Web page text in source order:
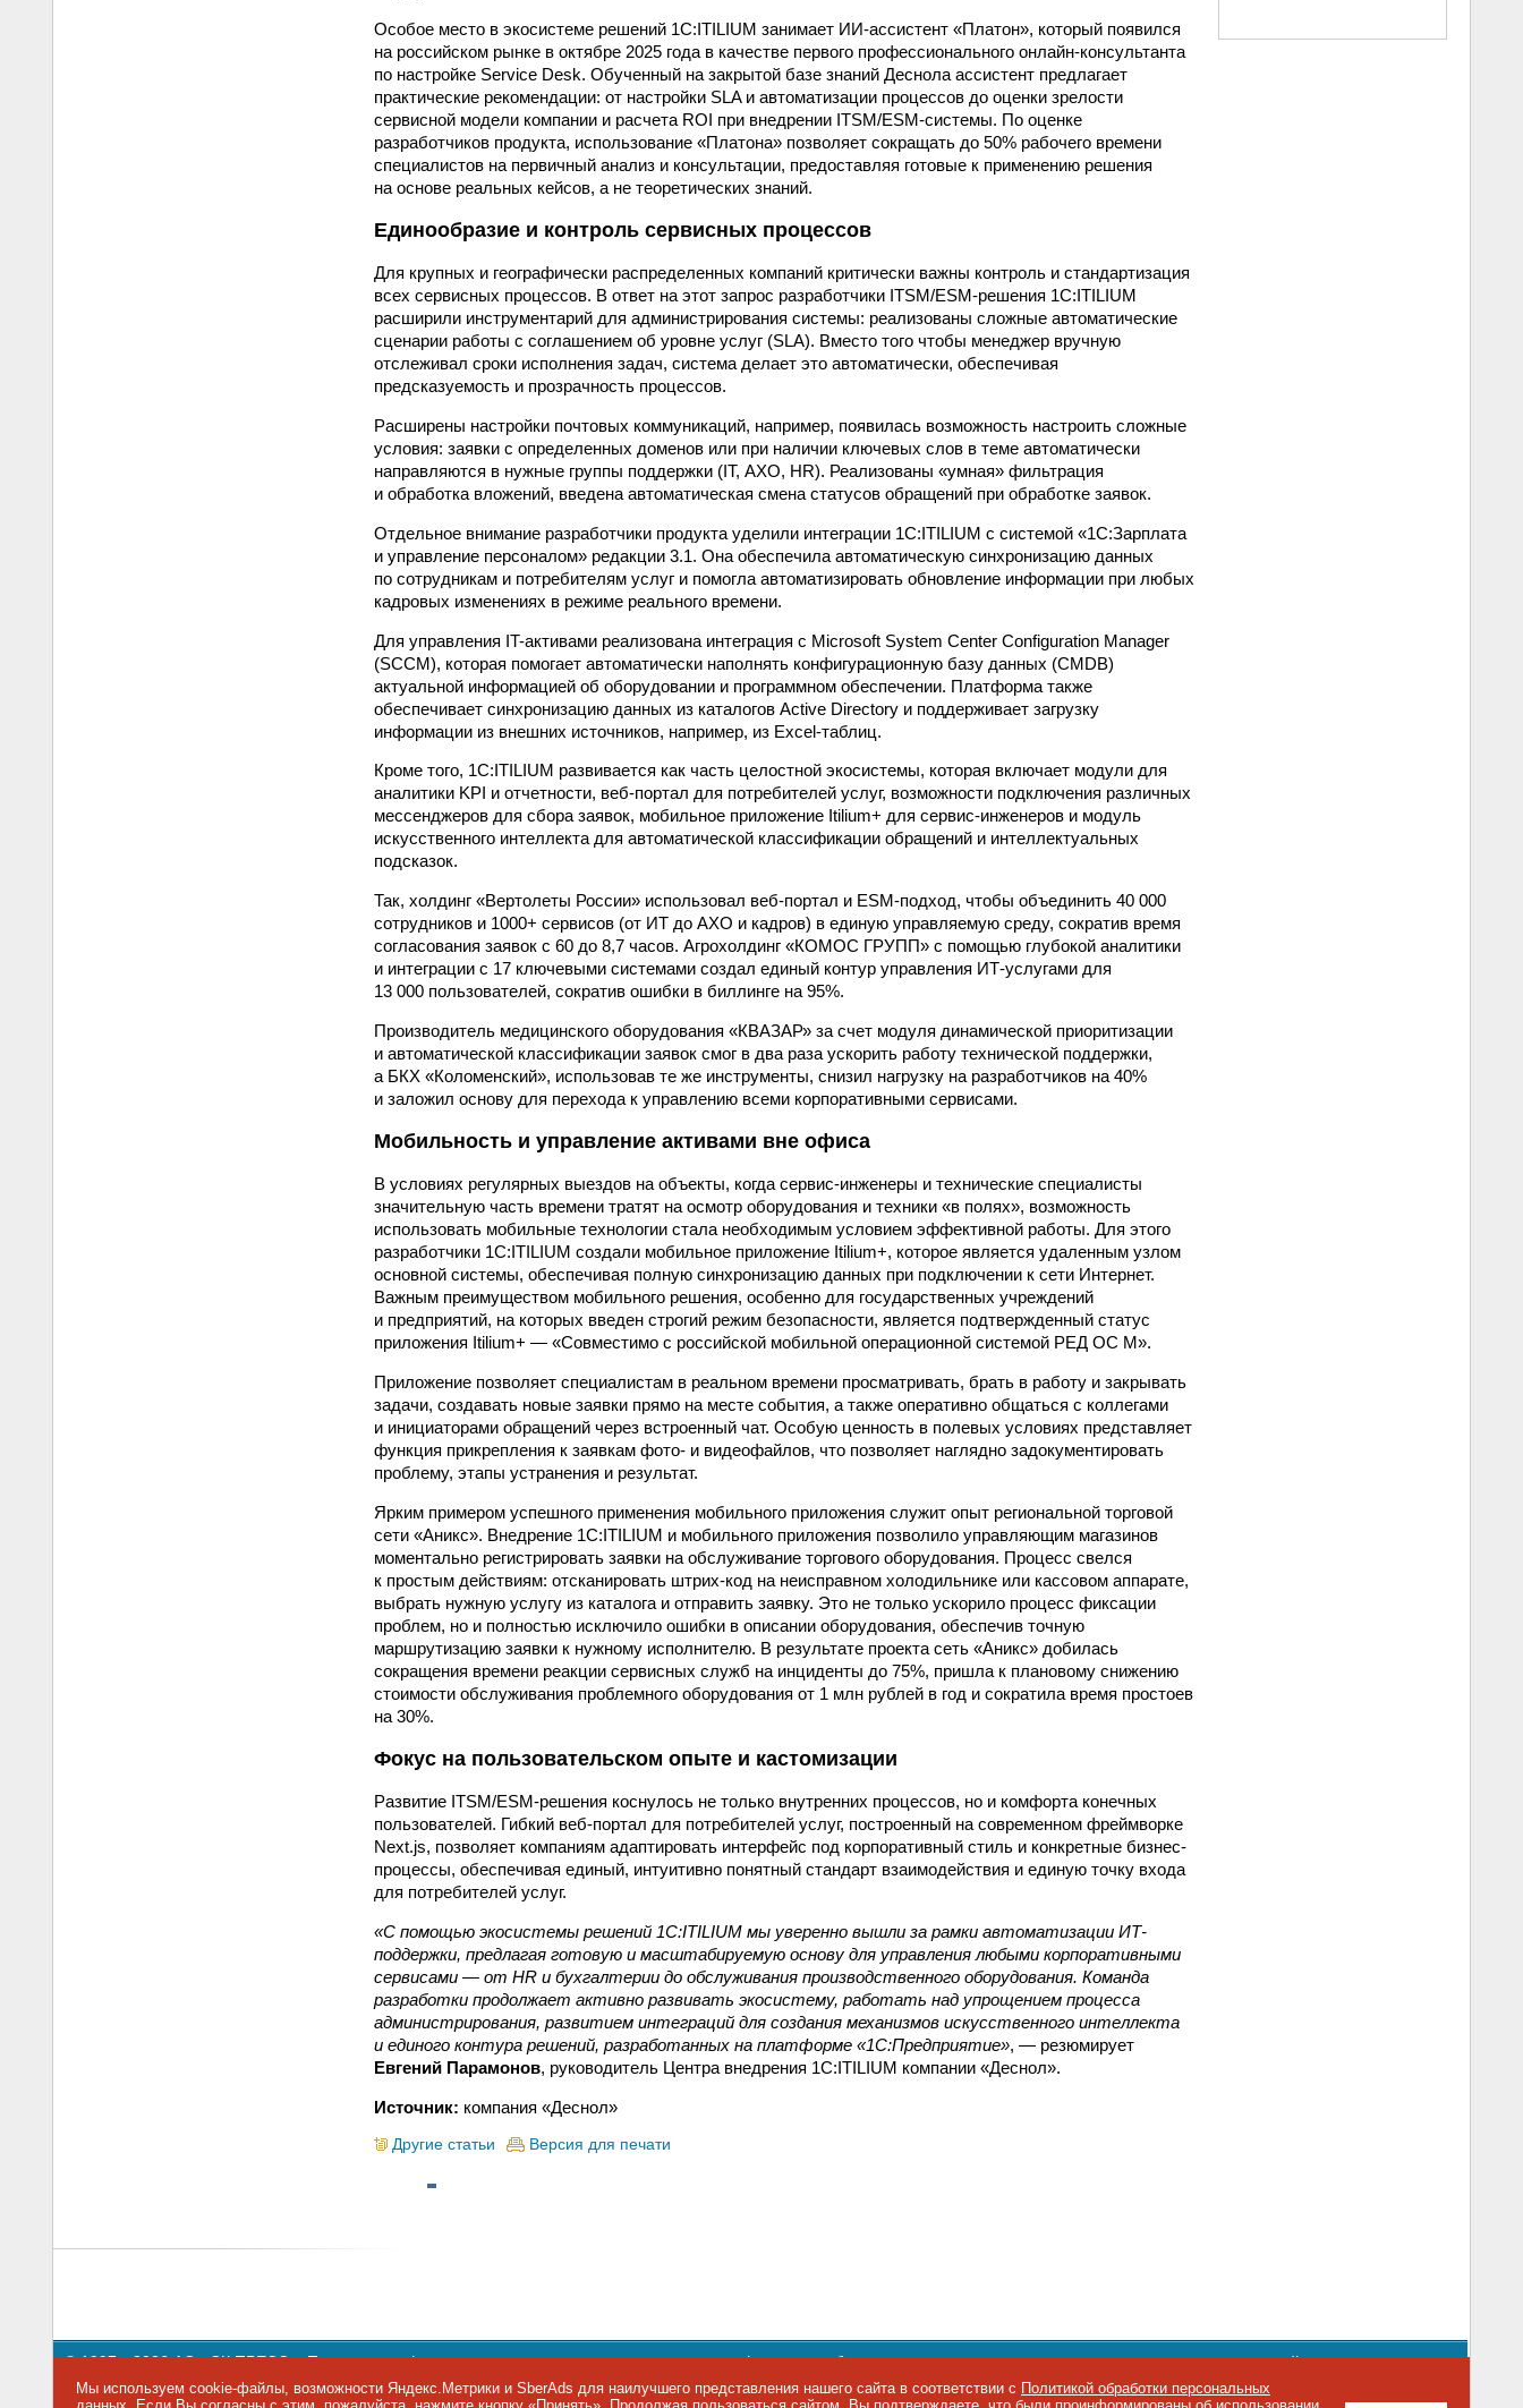
Особое место в экосистеме решений 1С:ITILIUM занимает ИИ-ассистент «Платон», который появился
на российском рынке в октябре 2025 года в качестве первого профессионального онлайн-консультанта
по настройке Service Desk. Обученный на закрытой базе знаний Деснола ассистент предлагает
практические рекомендации: от настройки SLA и автоматизации процессов до оценки зрелости
сервисной модели компании и расчета ROI при внедрении ITSM/ESM-системы. По оценке
разработчиков продукта, использование «Платона» позволяет сокращать до 50% рабочего времени
специалистов на первичный анализ и консультации, предоставляя готовые к применению решения
на основе реальных кейсов, а не теоретических знаний.
Единообразие и контроль сервисных процессов
Для крупных и географически распределенных компаний критически важны контроль и стандартизация
всех сервисных процессов. В ответ на этот запрос разработчики ITSM/ESM-решения 1С:ITILIUM
расширили инструментарий для администрирования системы: реализованы сложные автоматические
сценарии работы с соглашением об уровне услуг (SLA). Вместо того чтобы менеджер вручную
отслеживал сроки исполнения задач, система делает это автоматически, обеспечивая
предсказуемость и прозрачность процессов.
Расширены настройки почтовых коммуникаций, например, появилась возможность настроить сложные
условия: заявки с определенных доменов или при наличии ключевых слов в теме автоматически
направляются в нужные группы поддержки (IT, АХО, HR). Реализованы «умная» фильтрация
и обработка вложений, введена автоматическая смена статусов обращений при обработке заявок.
Отдельное внимание разработчики продукта уделили интеграции 1С:ITILIUM с системой «1С:Зарплата
и управление персоналом» редакции 3.1. Она обеспечила автоматическую синхронизацию данных
по сотрудникам и потребителям услуг и помогла автоматизировать обновление информации при любых
кадровых изменениях в режиме реального времени.
Для управления IT-активами реализована интеграция с Microsoft System Center Configuration Manager
(SCCM), которая помогает автоматически наполнять конфигурационную базу данных (CMDB)
актуальной информацией об оборудовании и программном обеспечении. Платформа также
обеспечивает синхронизацию данных из каталогов Active Directory и поддерживает загрузку
информации из внешних источников, например, из Excel-таблиц.
Кроме того, 1С:ITILIUM развивается как часть целостной экосистемы, которая включает модули для
аналитики KPI и отчетности, веб-портал для потребителей услуг, возможности подключения различных
мессенджеров для сбора заявок, мобильное приложение Itilium+ для сервис-инженеров и модуль
искусственного интеллекта для автоматической классификации обращений и интеллектуальных
подсказок.
Так, холдинг «Вертолеты России» использовал веб-портал и ESM-подход, чтобы объединить 40 000
сотрудников и 1000+ сервисов (от ИТ до АХО и кадров) в единую управляемую среду, сократив время
согласования заявок с 60 до 8,7 часов. Агрохолдинг «КОМОС ГРУПП» с помощью глубокой аналитики
и интеграции с 17 ключевыми системами создал единый контур управления ИТ-услугами для
13 000 пользователей, сократив ошибки в биллинге на 95%.
Производитель медицинского оборудования «КВАЗАР» за счет модуля динамической приоритизации
и автоматической классификации заявок смог в два раза ускорить работу технической поддержки,
а БКХ «Коломенский», использовав те же инструменты, снизил нагрузку на разработчиков на 40%
и заложил основу для перехода к управлению всеми корпоративными сервисами.
Мобильность и управление активами вне офиса
В условиях регулярных выездов на объекты, когда сервис-инженеры и технические специалисты
значительную часть времени тратят на осмотр оборудования и техники «в полях», возможность
использовать мобильные технологии стала необходимым условием эффективной работы. Для этого
разработчики 1С:ITILIUM создали мобильное приложение Itilium+, которое является удаленным узлом
основной системы, обеспечивая полную синхронизацию данных при подключении к сети Интернет.
Важным преимуществом мобильного решения, особенно для государственных учреждений
и предприятий, на которых введен строгий режим безопасности, является подтвержденный статус
приложения Itilium+ — «Совместимо с российской мобильной операционной системой РЕД ОС М».
Приложение позволяет специалистам в реальном времени просматривать, брать в работу и закрывать
задачи, создавать новые заявки прямо на месте события, а также оперативно общаться с коллегами
и инициаторами обращений через встроенный чат. Особую ценность в полевых условиях представляет
функция прикрепления к заявкам фото- и видеофайлов, что позволяет наглядно задокументировать
проблему, этапы устранения и результат.
Ярким примером успешного применения мобильного приложения служит опыт региональной торговой
сети «Аникс». Внедрение 1С:ITILIUM и мобильного приложения позволило управляющим магазинов
моментально регистрировать заявки на обслуживание торгового оборудования. Процесс свелся
к простым действиям: отсканировать штрих-код на неисправном холодильнике или кассовом аппарате,
выбрать нужную услугу из каталога и отправить заявку. Это не только ускорило процесс фиксации
проблем, но и полностью исключило ошибки в описании оборудования, обеспечив точную
маршрутизацию заявки к нужному исполнителю. В результате проекта сеть «Аникс» добилась
сокращения времени реакции сервисных служб на инциденты до 75%, пришла к плановому снижению
стоимости обслуживания проблемного оборудования от 1 млн рублей в год и сократила время простоев
на 30%.
Фокус на пользовательском опыте и кастомизации
Развитие ITSM/ESM-решения коснулось не только внутренних процессов, но и комфорта конечных
пользователей. Гибкий веб-портал для потребителей услуг, построенный на современном фреймворке
Next.js, позволяет компаниям адаптировать интерфейс под корпоративный стиль и конкретные бизнес-
процессы, обеспечивая единый, интуитивно понятный стандарт взаимодействия и единую точку входа
для потребителей услуг.
«С помощью экосистемы решений 1С:ITILIUM мы уверенно вышли за рамки автоматизации ИТ-
поддержки, предлагая готовую и масштабируемую основу для управления любыми корпоративными
сервисами — от HR и бухгалтерии до обслуживания производственного оборудования. Команда
разработки продолжает активно развивать экосистему, работать над упрощением процесса
администрирования, развитием интеграций для создания механизмов искусственного интеллекта
и единого контура решений, разработанных на платформе «1С:Предприятие», — резюмирует
Евгений Парамонов, руководитель Центра внедрения 1С:ITILIUM компании «Деснол».
Источник: компания «Деснол»
Другие статьи Версия для печати
© 1997—2026 АО «СК ПРЕСС».Политика конфиденциальности персональных данных,информация об авторских правах и порядке использования материалов сайта
109147 г. Москва, ул. Марксистская, 34, строение 10. Телефон: +7 495 974-22-60. Факс: +7 495 974-22-63. E-mail:
siteeditor@iemag.ru
Мы используем cookie-файлы, возможности Яндекс.Метрики и SberAds для наилучшего представления нашего сайта в соответствии с Политикой обработки персональных